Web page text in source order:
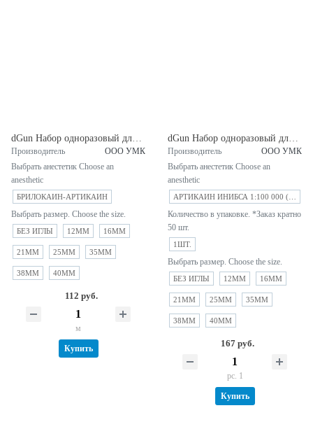
Производитель
ООО УМК
Выбрать анестетик Choose an
anesthetic
БРИЛОКАИН-АРТИКАИН
Выбрать размер. Choose the size.
БЕЗ ИГЛЫ 12MM 16MM
21MM 25MM 35MM
38MM 40MM
112 руб.
м
Купить
Производитель
ООО УМК
Выбрать анестетик Choose an
anesthetic
Количество в упаковке. *Заказ кратно
50 шт.
1ШТ.
Выбрать размер. Choose the size.
БЕЗ ИГЛЫ 12MM 16MM
21MM 25MM 35MM
38MM 40MM
167 руб.
pc. 1
Купить